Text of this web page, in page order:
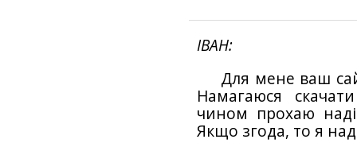
ІВАН
Для мене ваш
Намагаюся
чином прохаю
Якщо згода, то я